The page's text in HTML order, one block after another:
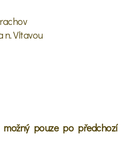
n. Vltavou
pouze po předchozí